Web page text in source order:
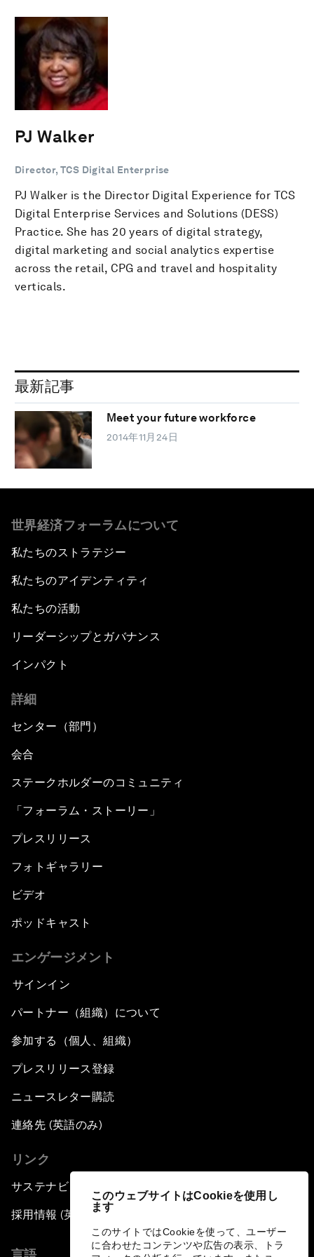
このウェブサイトはCookieを使用し
ます
このサイトではCookieを使って、ユーザー
に合わせたコンテンツや広告の表示、トラ
PJ Walker
Director, TCS Digital Enterprise
PJ Walker is the Director Digital Experience for TCS
Digital Enterprise Services and Solutions (DESS)
Practice. She has 20 years of digital strategy,
digital marketing and social analytics expertise
across the retail, CPG and travel and hospitality
verticals.
最新記事
Meet your future workforce
2014年11月24日
世界経済フォーラムについて
私たちのストラテジー
私たちのアイデンティティ
私たちの活動
リーダーシップとガバナンス
インパクト
詳細
センター（部門）
会合
ステークホルダーのコミュニティ
「フォーラム・ストーリー」
プレスリリース
フォトギャラリー
ビデオ
ポッドキャスト
エンゲージメント
サインイン
パートナー（組織）について
参加する（個人、組織）
プレスリリース登録
ニュースレター購読
連絡先 (英語のみ)
リンク
サステナビリティへの取り組み
採用情報 (英語のみ)